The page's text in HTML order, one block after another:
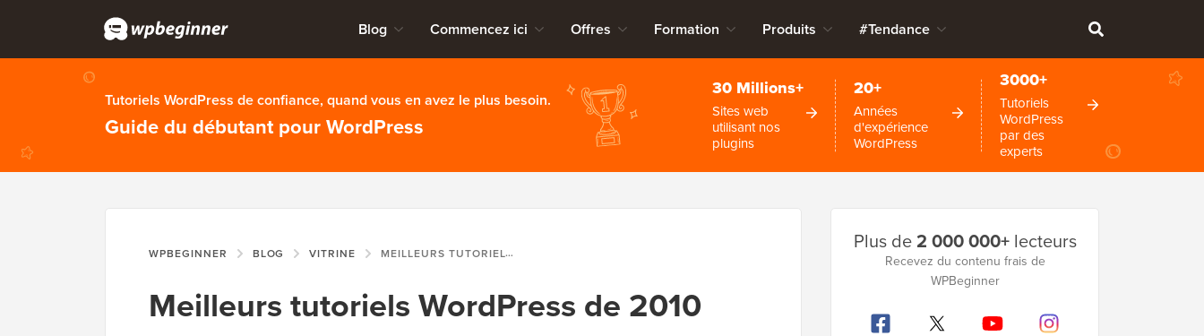
Blog Commencez ici Offres Formation Produits #Tendance
Tutoriels WordPress de confiance, quand vous en avez le plus besoin.
Guide du débutant pour WordPress
30 Millions+
Sites web
utilisant nos
plugins
20+
Années
d'expérience
WordPress
3000+
Tutoriels
WordPress
par des
experts
WPBEGINNER BLOG VITRINE MEILLEURS TUTORIELS WORDPRESS DE 2010
Meilleurs tutoriels WordPress de 2010
latérale
Plus de2 000 000+lecteurs
Recevez du contenu frais de
WPBeginner